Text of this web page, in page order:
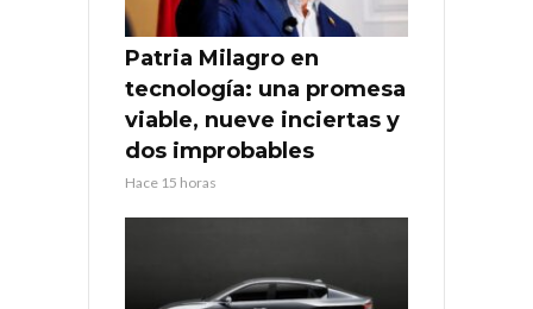
Patria Milagro en
tecnología: una promesa
viable, nueve inciertas y
dos improbables
Hace 15 horas